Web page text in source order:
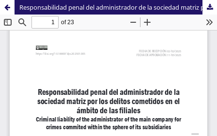
Responsabilidad penal del administrador de la sociedad matriz por los delitos cometidos en el ámbito de las filiales